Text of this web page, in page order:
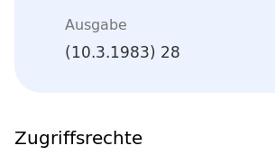
Ausgabe
(10.3.1983) 28
Zugriffsrechte